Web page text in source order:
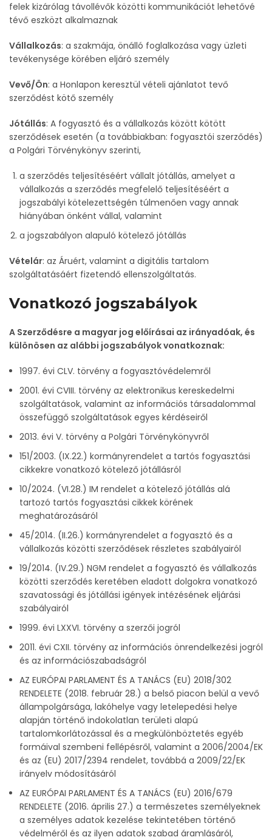
felek kizárólag távollévők közötti kommunikációt lehetővé
tévő eszközt alkalmaznak
Vállalkozás: a szakmája, önálló foglalkozása vagy üzleti
tevékenysége körében eljáró személy
Vevő/Ön: a Honlapon keresztül vételi ajánlatot tevő
szerződést kötő személy
Jótállás: A fogyasztó és a vállalkozás között kötött
szerződések esetén (a továbbiakban: fogyasztói szerződés)
a Polgári Törvénykönyv szerinti,
a szerződés teljesítéséért vállalt jótállás, amelyet a
vállalkozás a szerződés megfelelő teljesítéséért a
jogszabályi kötelezettségén túlmenően vagy annak
hiányában önként vállal, valamint
a jogszabályon alapuló kötelező jótállás
Vételár: az Áruért, valamint a digitális tartalom
szolgáltatásáért fizetendő ellenszolgáltatás.
Vonatkozó jogszabályok
A Szerződésre a magyar jog előírásai az irányadóak, és
különösen az alábbi jogszabályok vonatkoznak:
1997. évi CLV. törvény a fogyasztóvédelemről
2001. évi CVIII. törvény az elektronikus kereskedelmi
szolgáltatások, valamint az információs társadalommal
összefüggő szolgáltatások egyes kérdéseiről
2013. évi V. törvény a Polgári Törvénykönyvről
151/2003. (IX.22.) kormányrendelet a tartós fogyasztási
cikkekre vonatkozó kötelező jótállásról
10/2024. (VI.28.) IM rendelet a kötelező jótállás alá
tartozó tartós fogyasztási cikkek körének
meghatározásáról
45/2014. (II.26.) kormányrendelet a fogyasztó és a
vállalkozás közötti szerződések részletes szabályairól
19/2014. (IV.29.) NGM rendelet a fogyasztó és vállalkozás
közötti szerződés keretében eladott dolgokra vonatkozó
szavatossági és jótállási igények intézésének eljárási
szabályairól
1999. évi LXXVI. törvény a szerzői jogról
2011. évi CXII. törvény az információs önrendelkezési jogról
és az információszabadságról
AZ EURÓPAI PARLAMENT ÉS A TANÁCS (EU) 2018/302
RENDELETE (2018. február 28.) a belső piacon belül a vevő
állampolgársága, lakóhelye vagy letelepedési helye
alapján történő indokolatlan területi alapú
tartalomkorlátozással és a megkülönböztetés egyéb
formáival szembeni fellépésről, valamint a 2006/2004/EK
és az (EU) 2017/2394 rendelet, továbbá a 2009/22/EK
irányelv módosításáról
AZ EURÓPAI PARLAMENT ÉS A TANÁCS (EU) 2016/679
RENDELETE (2016. április 27.) a természetes személyeknek
a személyes adatok kezelése tekintetében történő
védelméről és az ilyen adatok szabad áramlásáról,